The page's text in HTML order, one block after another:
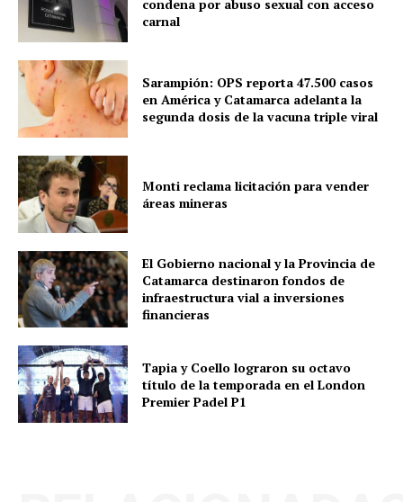
condena por abuso sexual con acceso
carnal
Sarampión: OPS reporta 47.500 casos
en América y Catamarca adelanta la
segunda dosis de la vacuna triple viral
Monti reclama licitación para vender
áreas mineras
El Gobierno nacional y la Provincia de
Catamarca destinaron fondos de
infraestructura vial a inversiones
financieras
Tapia y Coello lograron su octavo
título de la temporada en el London
Premier Padel P1